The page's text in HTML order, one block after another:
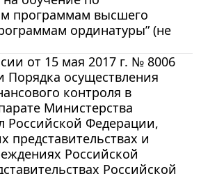
программам высшего
ординатуры” (не
от 15 мая 2017 г. № 8006
Порядка осуществления
контроля в
Министерства
Российской Федерации,
представительствах и
Российской
Российской